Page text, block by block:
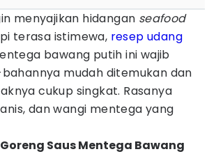
menyajikan hidangan seafood
terasa istimewa, resep udang
bawang putih ini wajib
mudah ditemukan dan
cukup singkat. Rasanya
dan wangi mentega yang
Saus Mentega Bawang